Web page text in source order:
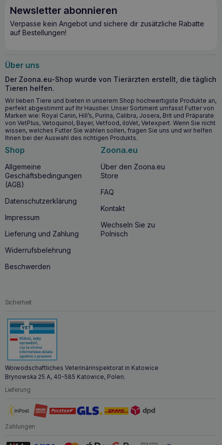
Newsletter abonnieren
Verpasse kein Angebot und sichere dir zusätzliche Rabatte
auf Bestellungen!
Über uns
Der Zoona.eu-Shop wurde von Tierärzten erstellt, die täglich
Tieren helfen.
Wir lieben Tiere und bieten in unserem Shop hochwertigste Produkte an,
perfekt abgestimmt auf Ihr Haustier. Unser Sortiment umfasst Futter von
Marken wie: Royal Canin, Hill’s, Purina, Calibra, Josera, Brit und Präparate
von VetPlus, Vetoquinol, Bayer, Vetfood, iloVet, Vetexpert. Wenn Sie nicht
wissen, welches Futter Sie wählen sollen, fragen Sie uns und wir helfen
Ihnen bei der Auswahl des richtigen Produkts.
Shop
Allgemeine
Geschäftsbedingungen
(AGB)
Datenschutzerklärung
Impressum
Lieferung und Zahlung
Widerrufsbelehrung
Beschwerden
Zoona.eu
Über den Zoona.eu
Store
FAQ
Kontakt
Wechseln Sie zu
Polnisch
Sicherheit
Woiwodschaftliches Veterinärinspektorat in Katowice
Brynowska 25 A, 40-585 Katowice, Polen.
Lieferung
Zahlungen